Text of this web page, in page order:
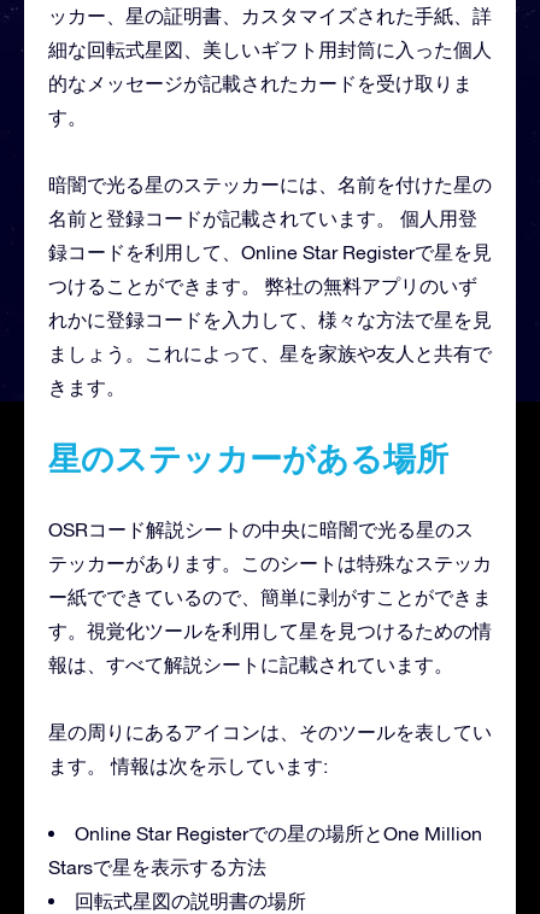
ッカー、星の証明書、カスタマイズされた手紙、詳
細な回転式星図、美しいギフト用封筒に入った個人
的なメッセージが記載されたカードを受け取りま
す。
暗闇で光る星のステッカーには、名前を付けた星の
名前と登録コードが記載されています。 個人用登
録コードを利用して、Online Star Registerで星を見
つけることができます。 弊社の無料アプリのいず
れかに登録コードを入力して、様々な方法で星を見
ましょう。これによって、星を家族や友人と共有で
きます。
星のステッカーがある場所
OSRコード解説シートの中央に暗闇で光る星のス
テッカーがあります。このシートは特殊なステッカ
ー紙でできているので、簡単に剥がすことができま
す。視覚化ツールを利用して星を見つけるための情
報は、すべて解説シートに記載されています。
星の周りにあるアイコンは、そのツールを表してい
ます。 情報は次を示しています:
Online Star Registerでの星の場所とOne Million
Starsで星を表示する方法
回転式星図の説明書の場所